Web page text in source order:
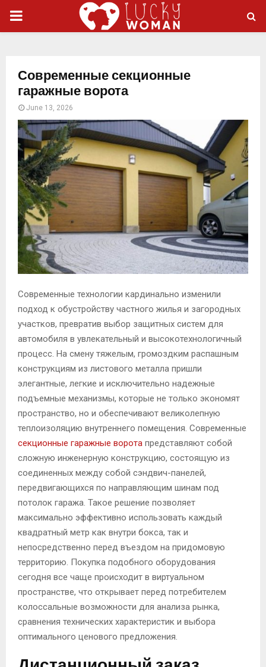
PRIMARY
Современные секционные
гаражные ворота
June 13, 2026
Современные технологии кардинально изменили
подход к обустройству частного жилья и загородных
участков, превратив выбор защитных систем для
автомобиля в увлекательный и высокотехнологичный
процесс. На смену тяжелым, громоздким распашным
конструкциям из листового металла пришли
элегантные, легкие и исключительно надежные
подъемные механизмы, которые не только экономят
пространство, но и обеспечивают великолепную
теплоизоляцию внутреннего помещения. Современные
секционные гаражные ворота представляют собой
сложную инженерную конструкцию, состоящую из
соединенных между собой сэндвич-панелей,
передвигающихся по направляющим шинам под
потолок гаража. Такое решение позволяет
максимально эффективно использовать каждый
квадратный метр как внутри бокса, так и
непосредственно перед въездом на придомовую
территорию. Покупка подобного оборудования
сегодня все чаще происходит в виртуальном
пространстве, что открывает перед потребителем
колоссальные возможности для анализа рынка,
сравнения технических характеристик и выбора
оптимального ценового предложения.